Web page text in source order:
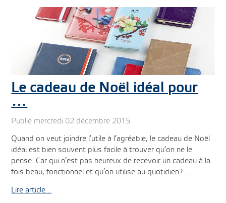
Le cadeau de Noël idéal pour
…
Publié mercredi 02 décembre 2015
Quand on veut joindre l’utile à l’agréable, le cadeau de Noël
idéal est bien souvent plus facile à trouver qu’on ne le
pense. Car qui n’est pas heureux de recevoir un cadeau à la
fois beau, fonctionnel et qu’on utilise au quotidien? ...
Lire article...